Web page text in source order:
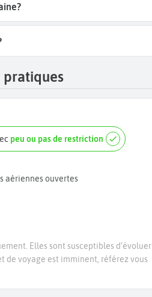
pratiques
peu ou pas de restriction
aériennes ouvertes
Elles sont susceptibles d’évoluer
de voyage est imminent, référez vous